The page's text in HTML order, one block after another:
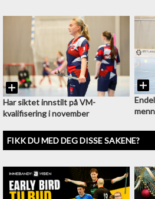
Har siktet innstilt på VM-
kvalifisering i november
FIKK DU MED DEG DISSE SAKENE?